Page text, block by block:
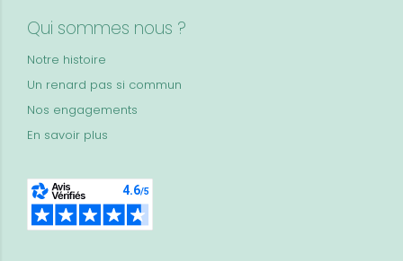
Qui sommes nous ?
Notre histoire
Un renard pas si commun
Nos engagements
En savoir plus